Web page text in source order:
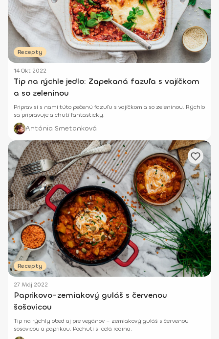
Recepty
14 Okt 2022
Tip na rýchle jedlo: Zapekaná fazuľa s vajíčkom
a so zeleninou
Priprav si s nami túto pečenú fazuľu s vajíčkom a so zeleninou. Rýchlo
sa pripravuje a chutí fantasticky.
Antónia Smetanková
Recepty
27 Máj 2022
Paprikovo-zemiakový guláš s červenou
šošovicou
Tip na rýchly obed aj pre vegánov – zemiakový guláš s červenou
šošovicou a paprikou. Pochutí si celá rodina.